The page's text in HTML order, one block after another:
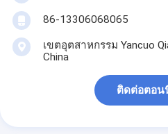
86-13306068065
เขตอุตสาหกรรม Yancuo
China
ติดต่อตอน